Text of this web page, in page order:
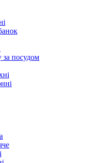
за посудом